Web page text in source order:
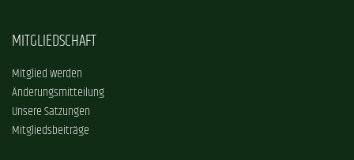
MITGLIEDSCHAFT
Mitglied werden
Änderungsmitteilung
Unsere Satzungen
Mitgliedsbeiträge